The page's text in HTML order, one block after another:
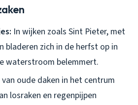
In wijken zoals Sint Pieter, met
bladeren zich in de herfst op in
waterstroom belemmert.
van oude daken in het centrum
losraken en regenpijpen